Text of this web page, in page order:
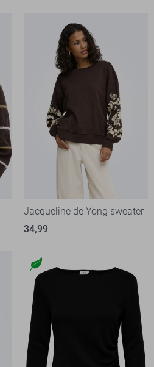
Jacqueline de Yong sweater
34,99